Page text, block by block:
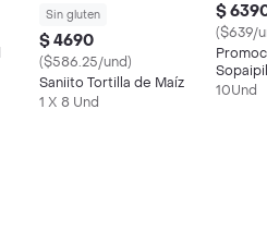
Sin gluten
$ 4690
($586.25/und)
Saniito Tortilla de Maíz
1 X 8 Und
$
($639/
10Und